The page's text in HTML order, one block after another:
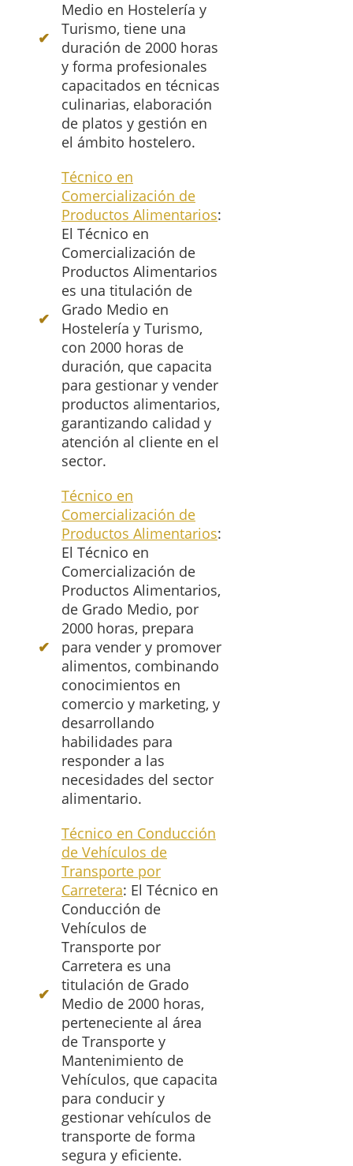
Medio en Hostelería y
Turismo, tiene una
duración de 2000 horas
y forma profesionales
capacitados en técnicas
culinarias, elaboración
de platos y gestión en
el ámbito hostelero.
Técnico en
Comercialización de
Productos Alimentarios:
El Técnico en
Comercialización de
Productos Alimentarios
es una titulación de
Grado Medio en
Hostelería y Turismo,
con 2000 horas de
duración, que capacita
para gestionar y vender
productos alimentarios,
garantizando calidad y
atención al cliente en el
sector.
Técnico en
Comercialización de
Productos Alimentarios:
El Técnico en
Comercialización de
Productos Alimentarios,
de Grado Medio, por
2000 horas, prepara
para vender y promover
alimentos, combinando
conocimientos en
comercio y marketing, y
desarrollando
habilidades para
responder a las
necesidades del sector
alimentario.
Técnico en Conducción
de Vehículos de
Transporte por
Carretera: El Técnico en
Conducción de
Vehículos de
Transporte por
Carretera es una
titulación de Grado
Medio de 2000 horas,
perteneciente al área
de Transporte y
Mantenimiento de
Vehículos, que capacita
para conducir y
gestionar vehículos de
transporte de forma
segura y eficiente.